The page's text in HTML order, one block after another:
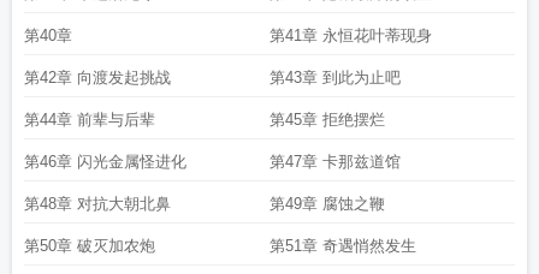
第40章 第41章 永恒花叶蒂现身
第42章 向渡发起挑战 第43章 到此为止吧
第44章 前辈与后辈 第45章 拒绝摆烂
第46章 闪光金属怪进化 第47章 卡那兹道馆
第48章 对抗大朝北鼻 第49章 腐蚀之鞭
第50章 破灭加农炮 第51章 奇遇悄然发生